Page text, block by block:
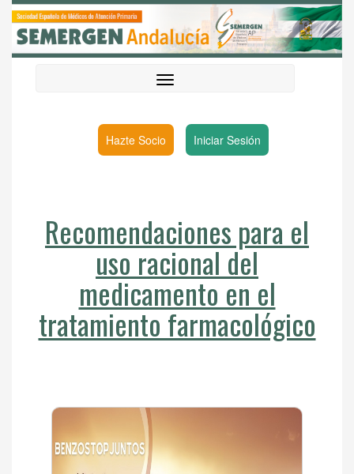
Hazte Socio Iniciar Sesión
Recomendaciones para el
uso racional del
medicamento en el
tratamiento farmacológico